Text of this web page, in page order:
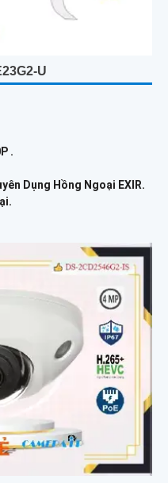
U
.
Dụng Hồng Ngoại EXIR.